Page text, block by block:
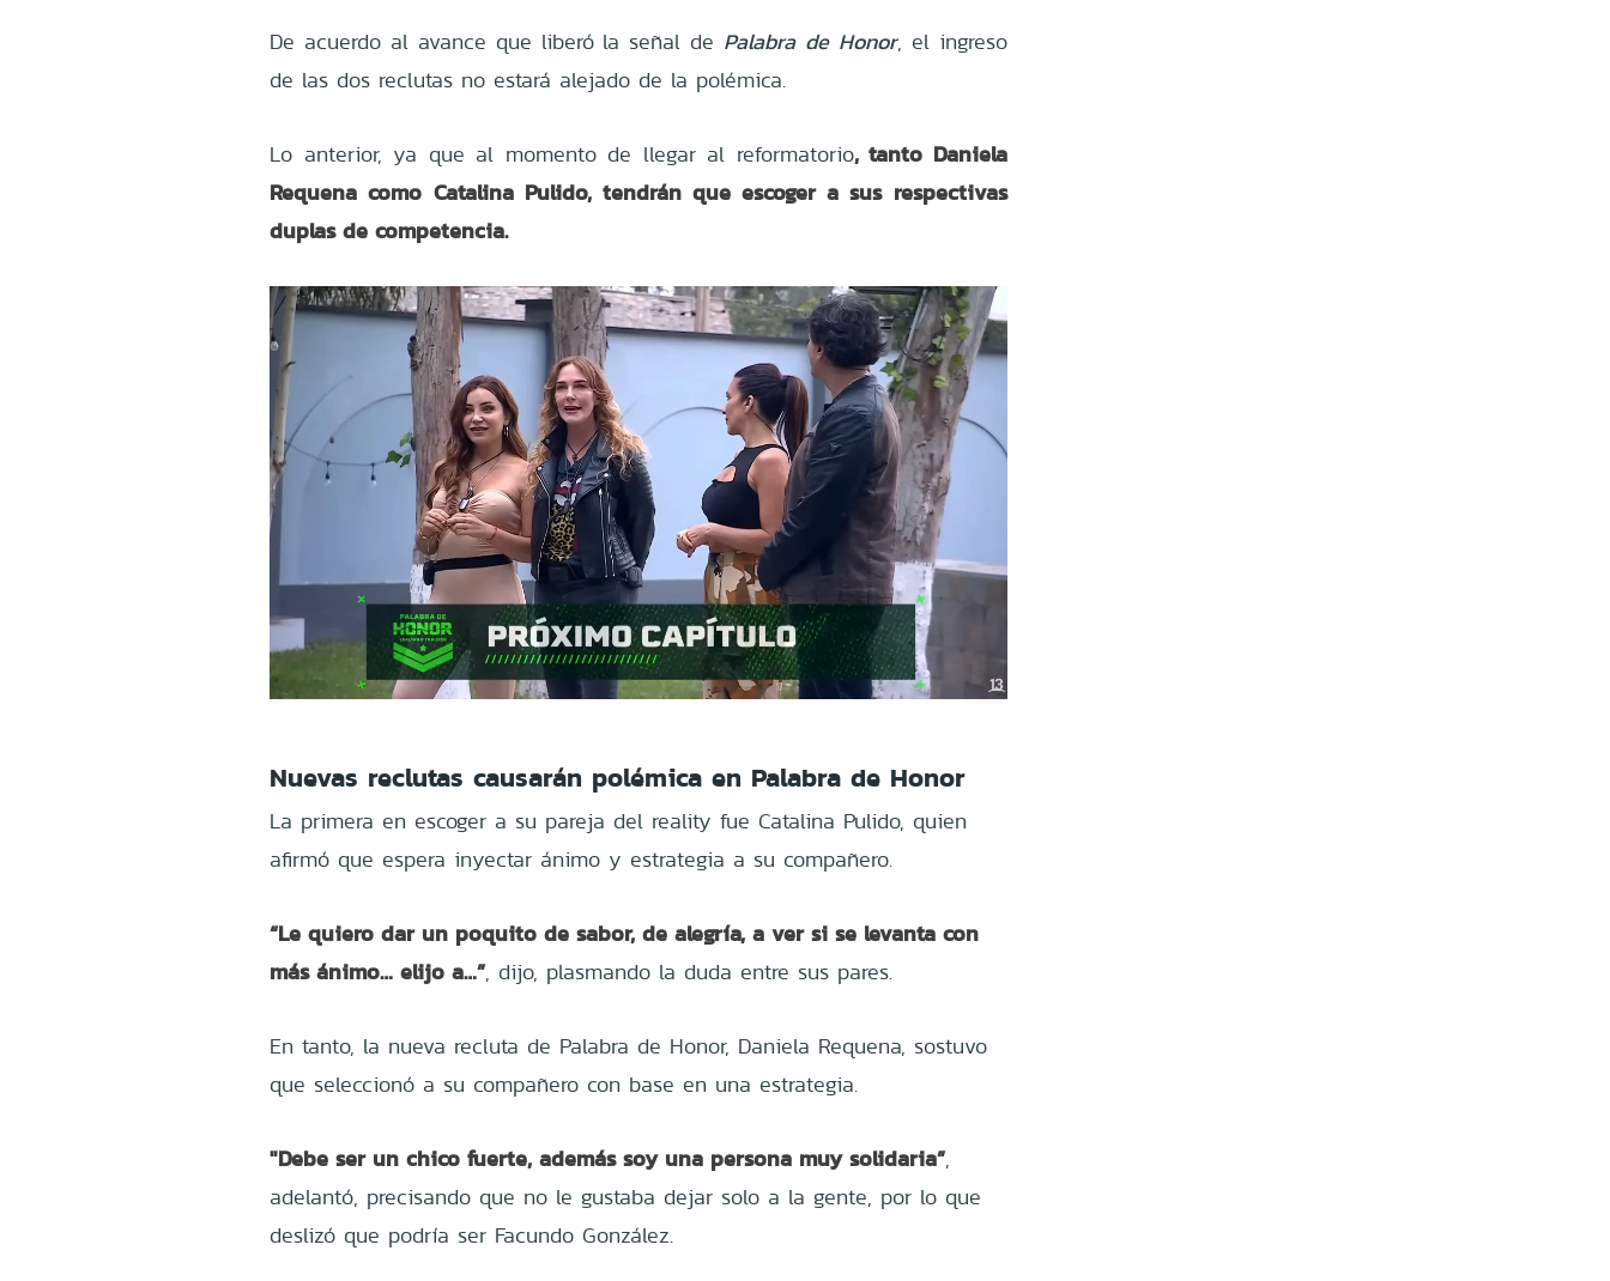
De acuerdo al avance que liberó la señal de Palabra de Honor, el ingreso
de las dos reclutas no estará alejado de la polémica.
Lo anterior, ya que al momento de llegar al reformatorio, tanto Daniela
Requena como Catalina Pulido, tendrán que escoger a sus respectivas
duplas de competencia.
Nuevas reclutas causarán polémica en Palabra de Honor
La primera en escoger a su pareja del reality fue Catalina Pulido, quien
afirmó que espera inyectar ánimo y estrategia a su compañero.
“Le quiero dar un poquito de sabor, de alegría, a ver si se levanta con
más ánimo… elijo a…”, dijo, plasmando la duda entre sus pares.
En tanto, la nueva recluta de Palabra de Honor, Daniela Requena, sostuvo
que seleccionó a su compañero con base en una estrategia.
"Debe ser un chico fuerte, además soy una persona muy solidaria”,
adelantó, precisando que no le gustaba dejar solo a la gente, por lo que
deslizó que podría ser Facundo González.